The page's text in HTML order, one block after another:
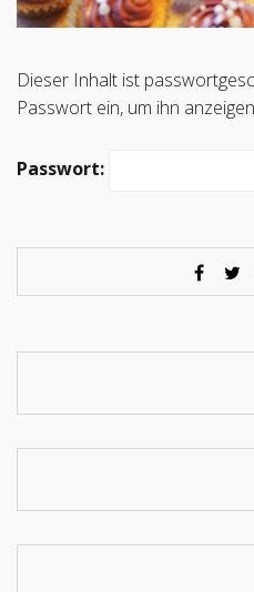
Dieser Inhalt ist
Passwort ein, um ihn
Passwort: